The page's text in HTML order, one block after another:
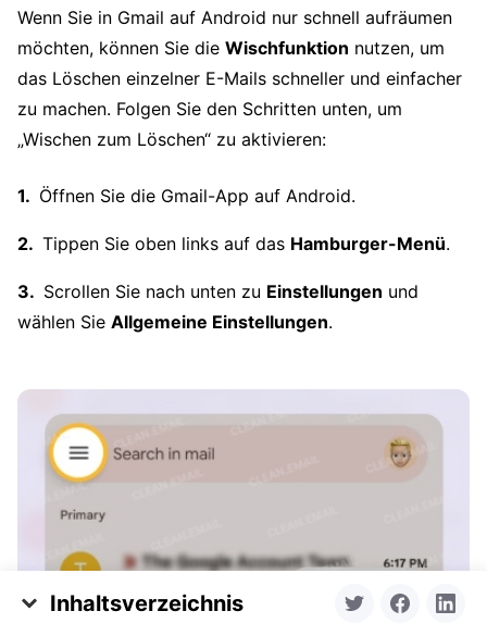
Inhaltsverzeichnis
Wenn Sie in Gmail auf Android nur schnell aufräumen
möchten, können Sie die Wischfunktion nutzen, um
das Löschen einzelner E-Mails schneller und einfacher
zu machen. Folgen Sie den Schritten unten, um
„Wischen zum Löschen“ zu aktivieren:
Öffnen Sie die Gmail-App auf Android.
Tippen Sie oben links auf das Hamburger-Menü.
Scrollen Sie nach unten zu Einstellungen und
wählen Sie Allgemeine Einstellungen.